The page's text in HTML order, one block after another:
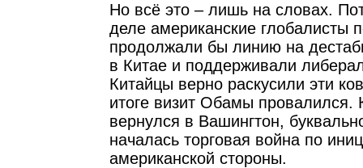
Но всё это – лишь на словах.
деле американские глобалисты
продолжали бы линию на
в Китае и поддерживали
Китайцы верно раскусили эти
итоге визит Обамы провалился.
вернулся в Вашингтон,
началась торговая война по
американской стороны.